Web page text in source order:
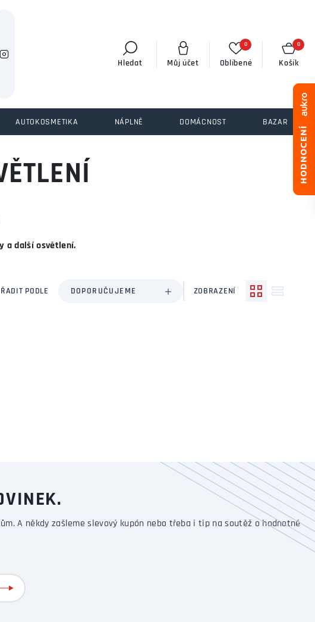
Hledat Můj účet
0
Oblíbené
0
Košík
AUTOKOSMETIKA NÁPLNĚ DOMÁCNOST BAZAR
a další osvětlení.
ŘADIT PODLE DOPORUČUJEME ZOBRAZENÍ
A někdy zašleme slevový kupón nebo třeba i tip na soutěž o hodnotné